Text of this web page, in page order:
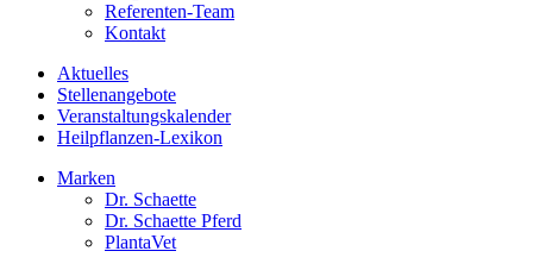
Referenten-Team
Kontakt
Aktuelles
Stellenangebote
Veranstaltungskalender
Heilpflanzen-Lexikon
Marken
Dr. Schaette
Dr. Schaette Pferd
PlantaVet